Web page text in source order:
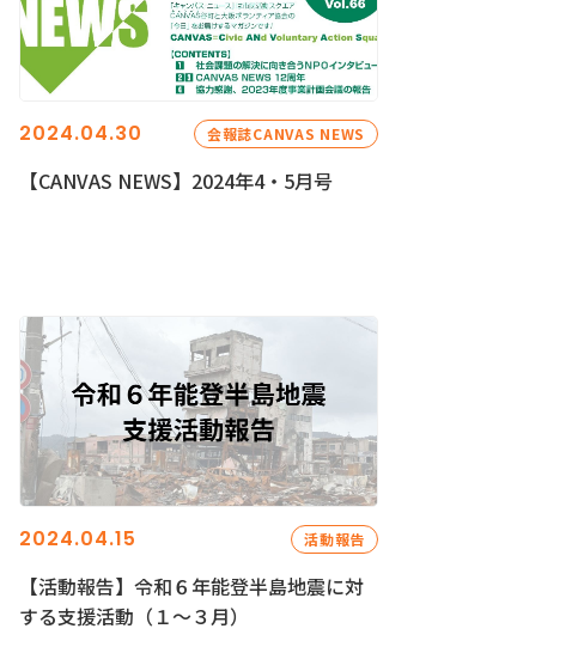
2024.04.30 会報誌CANVAS NEWS
【CANVAS NEWS】2024年4・5月号
2024.04.15 活動報告
【活動報告】令和６年能登半島地震に対
する支援活動（１〜３月）